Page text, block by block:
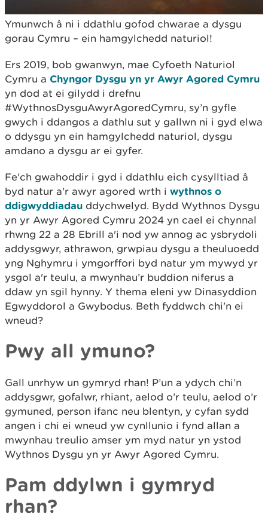
Ymunwch â ni i ddathlu gofod chwarae a dysgu
gorau Cymru – ein hamgylchedd naturiol!
Ers 2019, bob gwanwyn, mae Cyfoeth Naturiol
Cymru a Chyngor Dysgu yn yr Awyr Agored Cymru
yn dod at ei gilydd i drefnu
#WythnosDysguAwyrAgoredCymru, sy’n gyfle
gwych i ddangos a dathlu sut y gallwn ni i gyd elwa
o ddysgu yn ein hamgylchedd naturiol, dysgu
amdano a dysgu ar ei gyfer.
Fe'ch gwahoddir i gyd i ddathlu eich cysylltiad â
byd natur a'r awyr agored wrth i wythnos o
ddigwyddiadau ddychwelyd. Bydd Wythnos Dysgu
yn yr Awyr Agored Cymru 2024 yn cael ei chynnal
rhwng 22 a 28 Ebrill a'i nod yw annog ac ysbrydoli
addysgwyr, athrawon, grwpiau dysgu a theuluoedd
yng Nghymru i ymgorffori byd natur ym mywyd yr
ysgol a'r teulu, a mwynhau’r buddion niferus a
ddaw yn sgil hynny. Y thema eleni yw Dinasyddion
Egwyddorol a Gwybodus. Beth fyddwch chi'n ei
wneud?
Pwy all ymuno?
Gall unrhyw un gymryd rhan! P’un a ydych chi’n
addysgwr, gofalwr, rhiant, aelod o’r teulu, aelod o’r
gymuned, person ifanc neu blentyn, y cyfan sydd
angen i chi ei wneud yw cynllunio i fynd allan a
mwynhau treulio amser ym myd natur yn ystod
Wythnos Dysgu yn yr Awyr Agored Cymru.
Pam ddylwn i gymryd
rhan?